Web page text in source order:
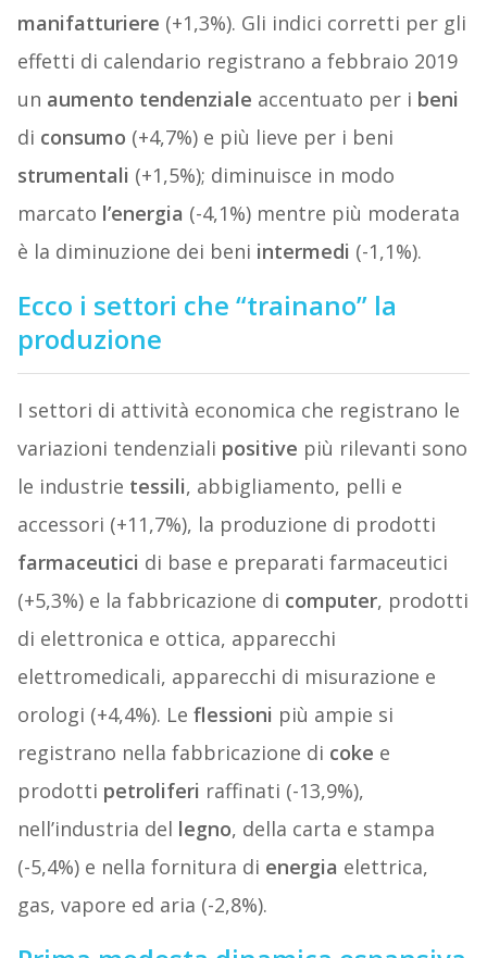
manifatturiere (+1,3%). Gli indici corretti per gli
effetti di calendario registrano a febbraio 2019
un aumento tendenziale accentuato per i beni
di consumo (+4,7%) e più lieve per i beni
strumentali (+1,5%); diminuisce in modo
marcato l’energia (-4,1%) mentre più moderata
è la diminuzione dei beni intermedi (-1,1%).
Ecco i settori che “trainano” la
produzione
I settori di attività economica che registrano le
variazioni tendenziali positive più rilevanti sono
le industrie tessili, abbigliamento, pelli e
accessori (+11,7%), la produzione di prodotti
farmaceutici di base e preparati farmaceutici
(+5,3%) e la fabbricazione di computer, prodotti
di elettronica e ottica, apparecchi
elettromedicali, apparecchi di misurazione e
orologi (+4,4%). Le flessioni più ampie si
registrano nella fabbricazione di coke e
prodotti petroliferi raffinati (-13,9%),
nell’industria del legno, della carta e stampa
(-5,4%) e nella fornitura di energia elettrica,
gas, vapore ed aria (-2,8%).